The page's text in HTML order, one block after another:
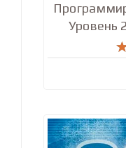
Уровень